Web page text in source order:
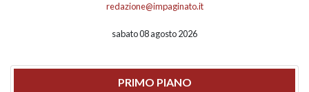
redazione@impaginato.it
sabato 08 agosto 2026
PRIMO PIANO